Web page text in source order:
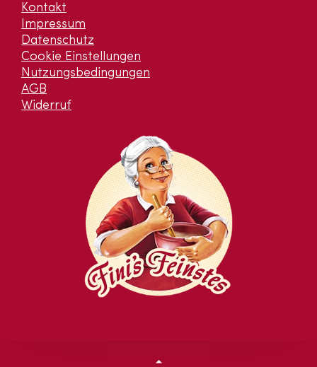
Kontakt
Impressum
Datenschutz
Cookie Einstellungen
Nutzungsbedingungen
AGB
Widerruf